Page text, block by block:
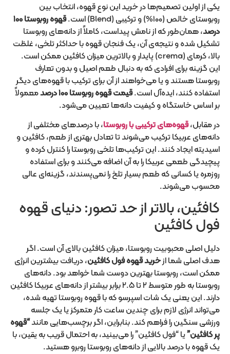
یکی از اولین تصمیم‌ها در خرید این نوع قهوه، انتخاب بین
روبوستای خالص (۱۰۰%) و ترکیبی (Blend) است.
قهوه روبوستا ۱۰۰
درصد، همان‌طور که از نامش پیداست، کاملاً از دانه‌های روبوستا
تشکیل شده و نتیجه‌ی آن، یک فنجان قهوه با حداکثر تلخی، غلظت
بالا، کرمای (crema) پایدار و بالاترین میزان کافئین ممکن است.
این گزینه برای افرادی که به دنبال طعم اصیل و بدون تعارف
روبوستا هستند و یا می‌خواهند از آن برای ترکیب با قهوه‌های دیگر
استفاده کنند، ایده‌آل است.قیمت قهوه روبوستا ۱۰۰ درصد
معمولاً
بر اساس خاستگاه و کیفیت دانه‌ها تعیین می‌شود.
در مقابل،قهوه‌های ترکیبی با روبوستا، با درصدهای مختلفی از
دانه‌های عربیکا ترکیب می‌شوند تا تعادل بهتری از طعم، کافئین و
اسیدیته ایجاد کنند. این ترکیب‌ها تلخی روبوستا را کنترل کرده و
پیچیدگی طعمی عربیکا را به آن اضافه می‌کنند و برای استفاده
روزمره یا کسانی که طعم بسیار تلخ را نمی‌پسندند، گزینه‌ای عالی
محسوب می‌شوند.
کافئین، بالاتر از حد تصور: دنیای قهوه
فول کافئین
دلیل اصلی محبوبیت روبوستا، میزان کافئین بالای آن است. اگر
هدف اصلی شما ازخرید قهوه فول کافئین، دریافت بیشترین انرژی
ممکن است، روبوستا بهترین دوست شما خواهد بود. دانه‌های
روبوستا به طور متوسط ۲ تا ۲.۵ برابر بیشتر از دانه‌های عربیکا کافئین
دارند. این یعنی یک شات اسپرسو که با قهوه روبوستا تهیه شده،
می‌تواند انرژی لازم برای چندین ساعت کار متمرکز یا یک جلسه
ورزشی سنگین را فراهم کند. بنابراین، اگر برچسب‌هایی مانند“قهوه
پر کافئین”یا “فول کافئین” را می‌بینید، به احتمال قریب به یقین، با
یک قهوه با درصد بالایی از دانه‌های روبوستا روبرو هستید.